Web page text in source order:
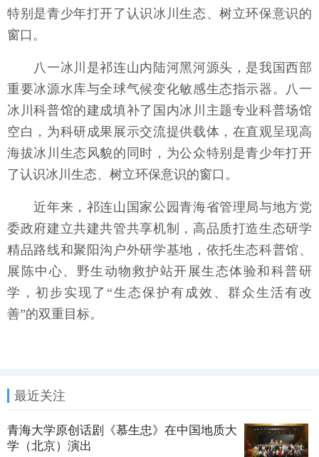
特别是青少年打开了认识冰川生态、树立环保意识的
窗口。
八一冰川是祁连山内陆河黑河源头，是我国西部
重要冰源水库与全球气候变化敏感生态指示器。八一
冰川科普馆的建成填补了国内冰川主题专业科普场馆
空白，为科研成果展示交流提供载体，在直观呈现高
海拔冰川生态风貌的同时，为公众特别是青少年打开
了认识冰川生态、树立环保意识的窗口。
近年来，祁连山国家公园青海省管理局与地方党
委政府建立共建共管共享机制，高品质打造生态研学
精品路线和聚阳沟户外研学基地，依托生态科普馆、
展陈中心、野生动物救护站开展生态体验和科普研
学，初步实现了“生态保护有成效、群众生活有改
善”的双重目标。
最近关注
青海大学原创话剧《慕生忠》在中国地质大
学（北京）演出